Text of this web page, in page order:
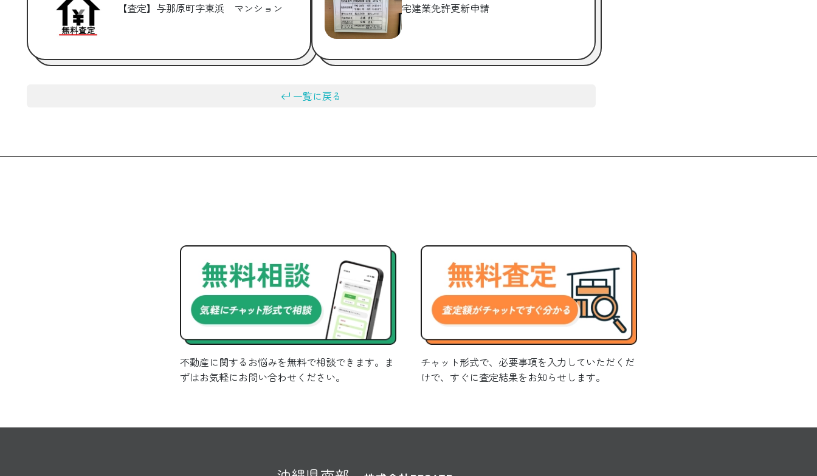
【査定】与那原町字東浜 マンション 宅建業免許更新申請
一覧に戻る
不動産に関するお悩みを無料で相談できます。ま
ずはお気軽にお問い合わせください。
チャット形式で、必要事項を入力していただくだ
けで、すぐに査定結果をお知らせします。